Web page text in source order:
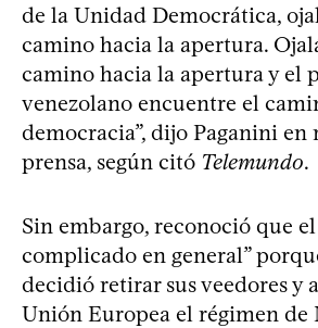
de la Unidad Democrática,
camino hacia la apertura.
camino hacia la apertura y el
venezolano encuentre el
democracia”, dijo Paganini en
prensa, según citó Telemundo.
Sin embargo, reconoció que el
complicado en general”
decidió retirar sus veedores y
Unión Europea el régimen de